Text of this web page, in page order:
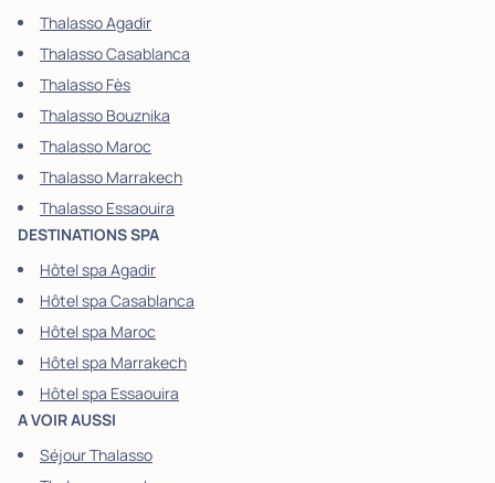
Thalasso Agadir
Thalasso Casablanca
Thalasso Fès
Thalasso Bouznika
Thalasso Maroc
Thalasso Marrakech
Thalasso Essaouira
DESTINATIONS SPA
Hôtel spa Agadir
Hôtel spa Casablanca
Hôtel spa Maroc
Hôtel spa Marrakech
Hôtel spa Essaouira
A VOIR AUSSI
Séjour Thalasso